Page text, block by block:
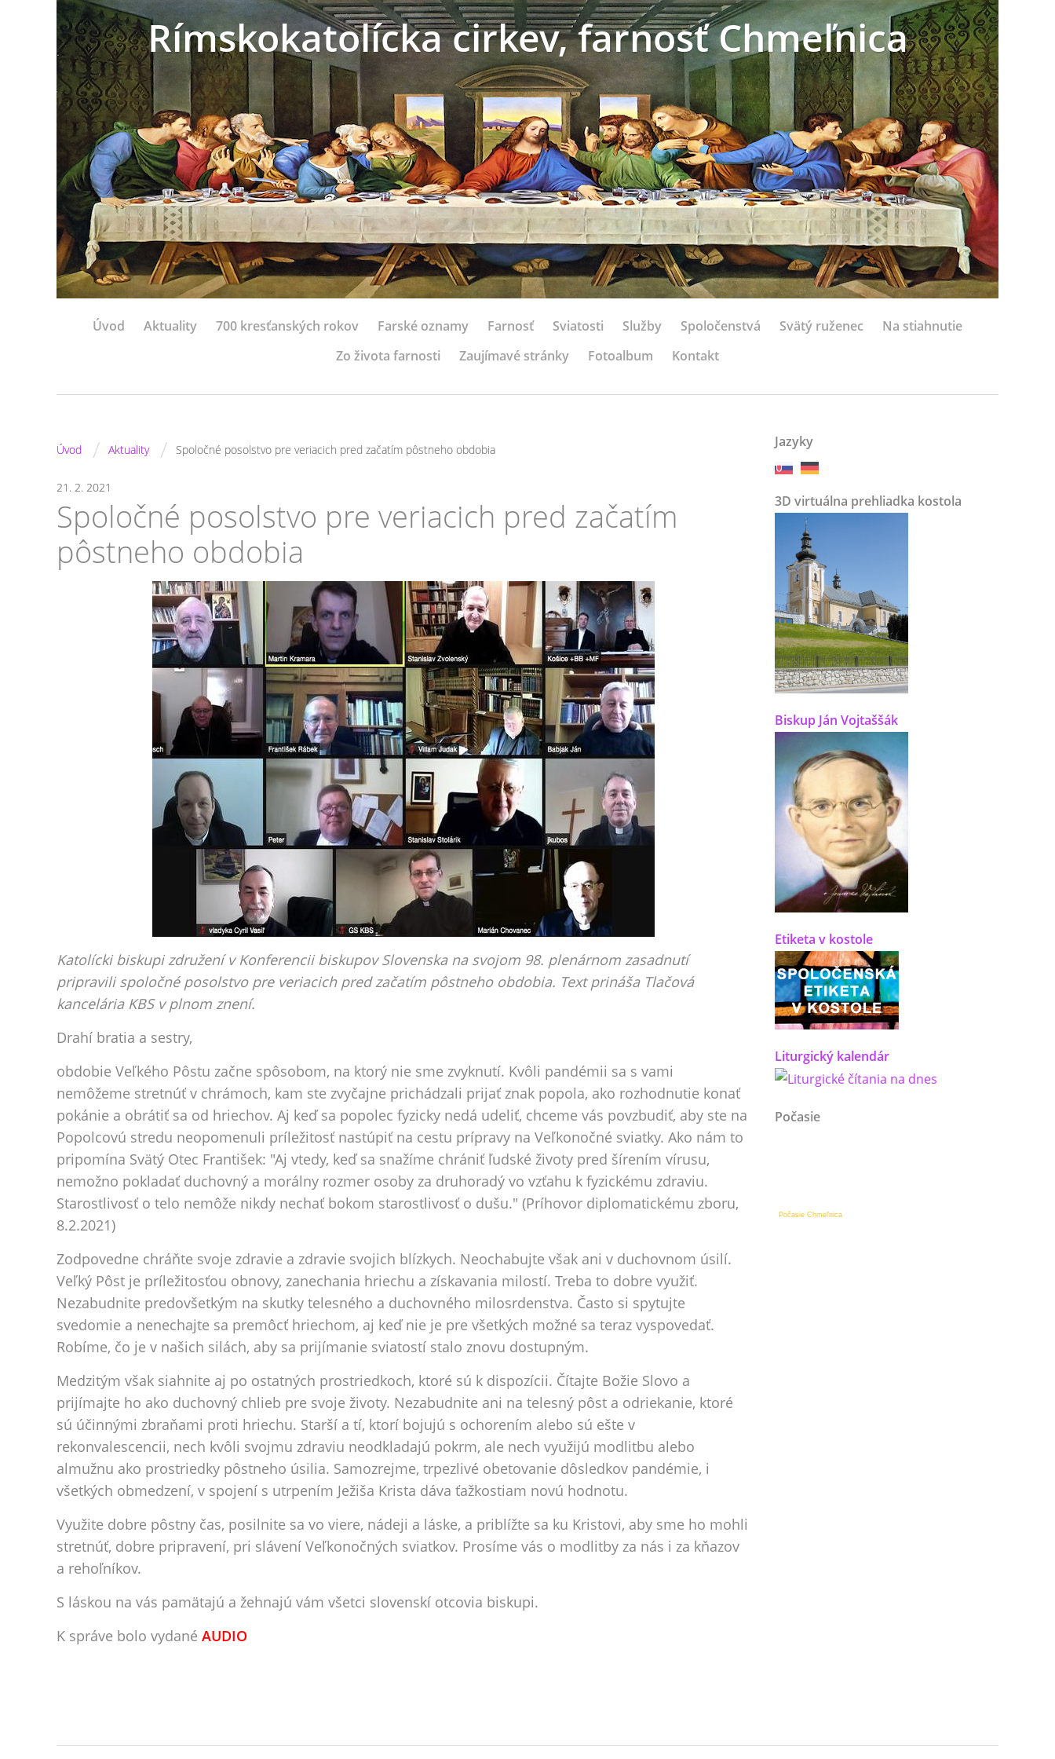
Rímskokatolícka cirkev, farnosť Chmeľnica
Úvod Aktuality 700 kresťanských rokov Farské oznamy Farnosť Sviatosti Služby Spoločenstvá Svätý ruženec
Na stiahnutie
Zo života farnosti
Zaujímavé stránky Fotoalbum Kontakt
Úvod / Aktuality / Spoločné posolstvo pre veriacich pred začatím pôstneho obdobia
21. 2. 2021
Spoločné posolstvo pre veriacich pred začatím
pôstneho obdobia
Katolícki biskupi združení v Konferencii biskupov Slovenska na svojom 98. plenárnom zasadnutí
pripravili spoločné posolstvo pre veriacich pred začatím pôstneho obdobia. Text prináša Tlačová
kancelária KBS v plnom znení.
Drahí bratia a sestry,
obdobie Veľkého Pôstu začne spôsobom, na ktorý nie sme zvyknutí. Kvôli pandémii sa s vami
nemôžeme stretnúť v chrámoch, kam ste zvyčajne prichádzali prijať znak popola, ako rozhodnutie konať
pokánie a obrátiť sa od hriechov. Aj keď sa popolec fyzicky nedá udeliť, chceme vás povzbudiť, aby ste na
Popolcovú stredu neopomenuli príležitosť nastúpiť na cestu prípravy na Veľkonočné sviatky. Ako nám to
pripomína Svätý Otec František: "Aj vtedy, keď sa snažíme chrániť ľudské životy pred šírením vírusu,
nemožno pokladať duchovný a morálny rozmer osoby za druhoradý vo vzťahu k fyzickému zdraviu.
Starostlivosť o telo nemôže nikdy nechať bokom starostlivosť o dušu." (Príhovor diplomatickému zboru,
8.2.2021)
Zodpovedne chráňte svoje zdravie a zdravie svojich blízkych. Neochabujte však ani v duchovnom úsilí.
Veľký Pôst je príležitosťou obnovy, zanechania hriechu a získavania milostí. Treba to dobre využiť.
Nezabudnite predovšetkým na skutky telesného a duchovného milosrdenstva. Často si spytujte
svedomie a nenechajte sa premôcť hriechom, aj keď nie je pre všetkých možné sa teraz vyspovedať.
Robíme, čo je v našich silách, aby sa prijímanie sviatostí stalo znovu dostupným.
Medzitým však siahnite aj po ostatných prostriedkoch, ktoré sú k dispozícii. Čítajte Božie Slovo a
prijímajte ho ako duchovný chlieb pre svoje životy. Nezabudnite ani na telesný pôst a odriekanie, ktoré
sú účinnými zbraňami proti hriechu. Starší a tí, ktorí bojujú s ochorením alebo sú ešte v
rekonvalescencii, nech kvôli svojmu zdraviu neodkladajú pokrm, ale nech využijú modlitbu alebo
almužnu ako prostriedky pôstneho úsilia. Samozrejme, trpezlivé obetovanie dôsledkov pandémie, i
všetkých obmedzení, v spojení s utrpením Ježiša Krista dáva ťažkostiam novú hodnotu.
Využite dobre pôstny čas, posilnite sa vo viere, nádeji a láske, a priblížte sa ku Kristovi, aby sme ho mohli
stretnúť, dobre pripravení, pri slávení Veľkonočných sviatkov. Prosíme vás o modlitby za nás i za kňazov
a rehoľníkov.
S láskou na vás pamätajú a žehnajú vám všetci slovenskí otcovia biskupi.
K správe bolo vydané AUDIO
Jazyky
3D virtuálna prehliadka kostola
Biskup Ján Vojtaššák
Etiketa v kostole
Liturgický kalendár
Počasie
Počasie Chmeľnica